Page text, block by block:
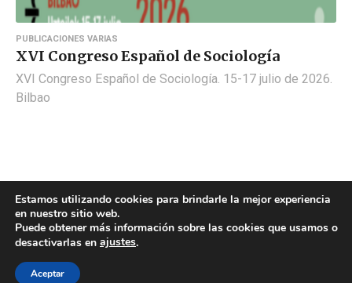
PUBLICACIONES VARIAS
XVI Congreso Español de Sociología
XVI Congreso Español de Sociología. 15-17 julio de 2026.
Bilbao
POLÍTICA DE COOKIES POLÍTICA DE PRIVACIDAD
© 2026 ACMS.
Estamos utilizando cookies para brindarle la mejor experiencia
en nuestro sitio web.
Puede obtener más información sobre las cookies que usamos o
desactivarlas en ajustes.
Aceptar